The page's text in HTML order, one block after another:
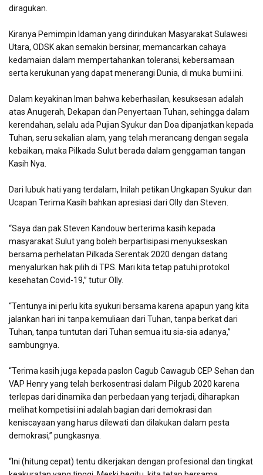
diragukan.
Kiranya Pemimpin Idaman yang dirindukan Masyarakat Sulawesi
Utara, ODSK akan semakin bersinar, memancarkan cahaya
kedamaian dalam mempertahankan toleransi, kebersamaan
serta kerukunan yang dapat menerangi Dunia, di muka bumi ini.
Dalam keyakinan Iman bahwa keberhasilan, kesuksesan adalah
atas Anugerah, Dekapan dan Penyertaan Tuhan, sehingga dalam
kerendahan, selalu ada Pujian Syukur dan Doa dipanjatkan kepada
Tuhan, seru sekalian alam, yang telah merancang dengan segala
kebaikan, maka Pilkada Sulut berada dalam genggaman tangan
Kasih Nya.
Dari lubuk hati yang terdalam, Inilah petikan Ungkapan Syukur dan
Ucapan Terima Kasih bahkan apresiasi dari Olly dan Steven.
“Saya dan pak Steven Kandouw berterima kasih kepada
masyarakat Sulut yang boleh berpartisipasi menyukseskan
bersama perhelatan Pilkada Serentak 2020 dengan datang
menyalurkan hak pilih di TPS. Mari kita tetap patuhi protokol
kesehatan Covid-19,” tutur Olly.
“Tentunya ini perlu kita syukuri bersama karena apapun yang kita
jalankan hari ini tanpa kemuliaan dari Tuhan, tanpa berkat dari
Tuhan, tanpa tuntutan dari Tuhan semua itu sia-sia adanya,”
sambungnya.
“Terima kasih juga kepada paslon Cagub Cawagub CEP Sehan dan
VAP Henry yang telah berkosentrasi dalam Pilgub 2020 karena
terlepas dari dinamika dan perbedaan yang terjadi, diharapkan
melihat kompetisi ini adalah bagian dari demokrasi dan
keniscayaan yang harus dilewati dan dilakukan dalam pesta
demokrasi,” pungkasnya.
“Ini (hitung cepat) tentu dikerjakan dengan profesional dan tingkat